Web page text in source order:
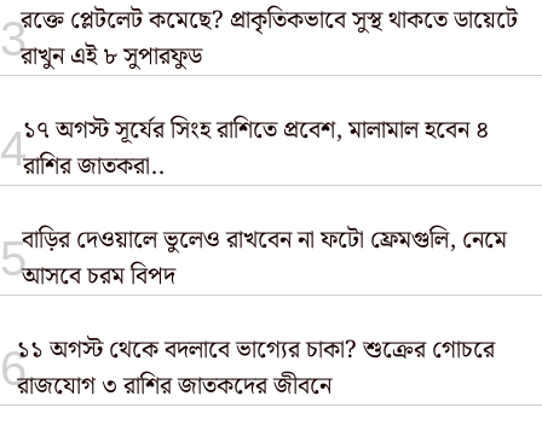
রক্তে প্লেটলেট কমেছে? প্রাকৃতিকভাবে সুস্থ থাকতে ডায়েটে
রাখুন এই ৮ সুপারফুড
১৭ অগস্ট সূর্যের সিংহ রাশিতে প্রবেশ, মালামাল হবেন ৪
রাশির জাতকরা..
বাড়ির দেওয়ালে ভুলেও রাখবেন না ফটো ফ্রেমগুলি, নেমে
আসবে চরম বিপদ
১১ অগস্ট থেকে বদলাবে ভাগ্যের চাকা? শুক্রের গোচরে
রাজযোগ ৩ রাশির জাতকদের জীবনে